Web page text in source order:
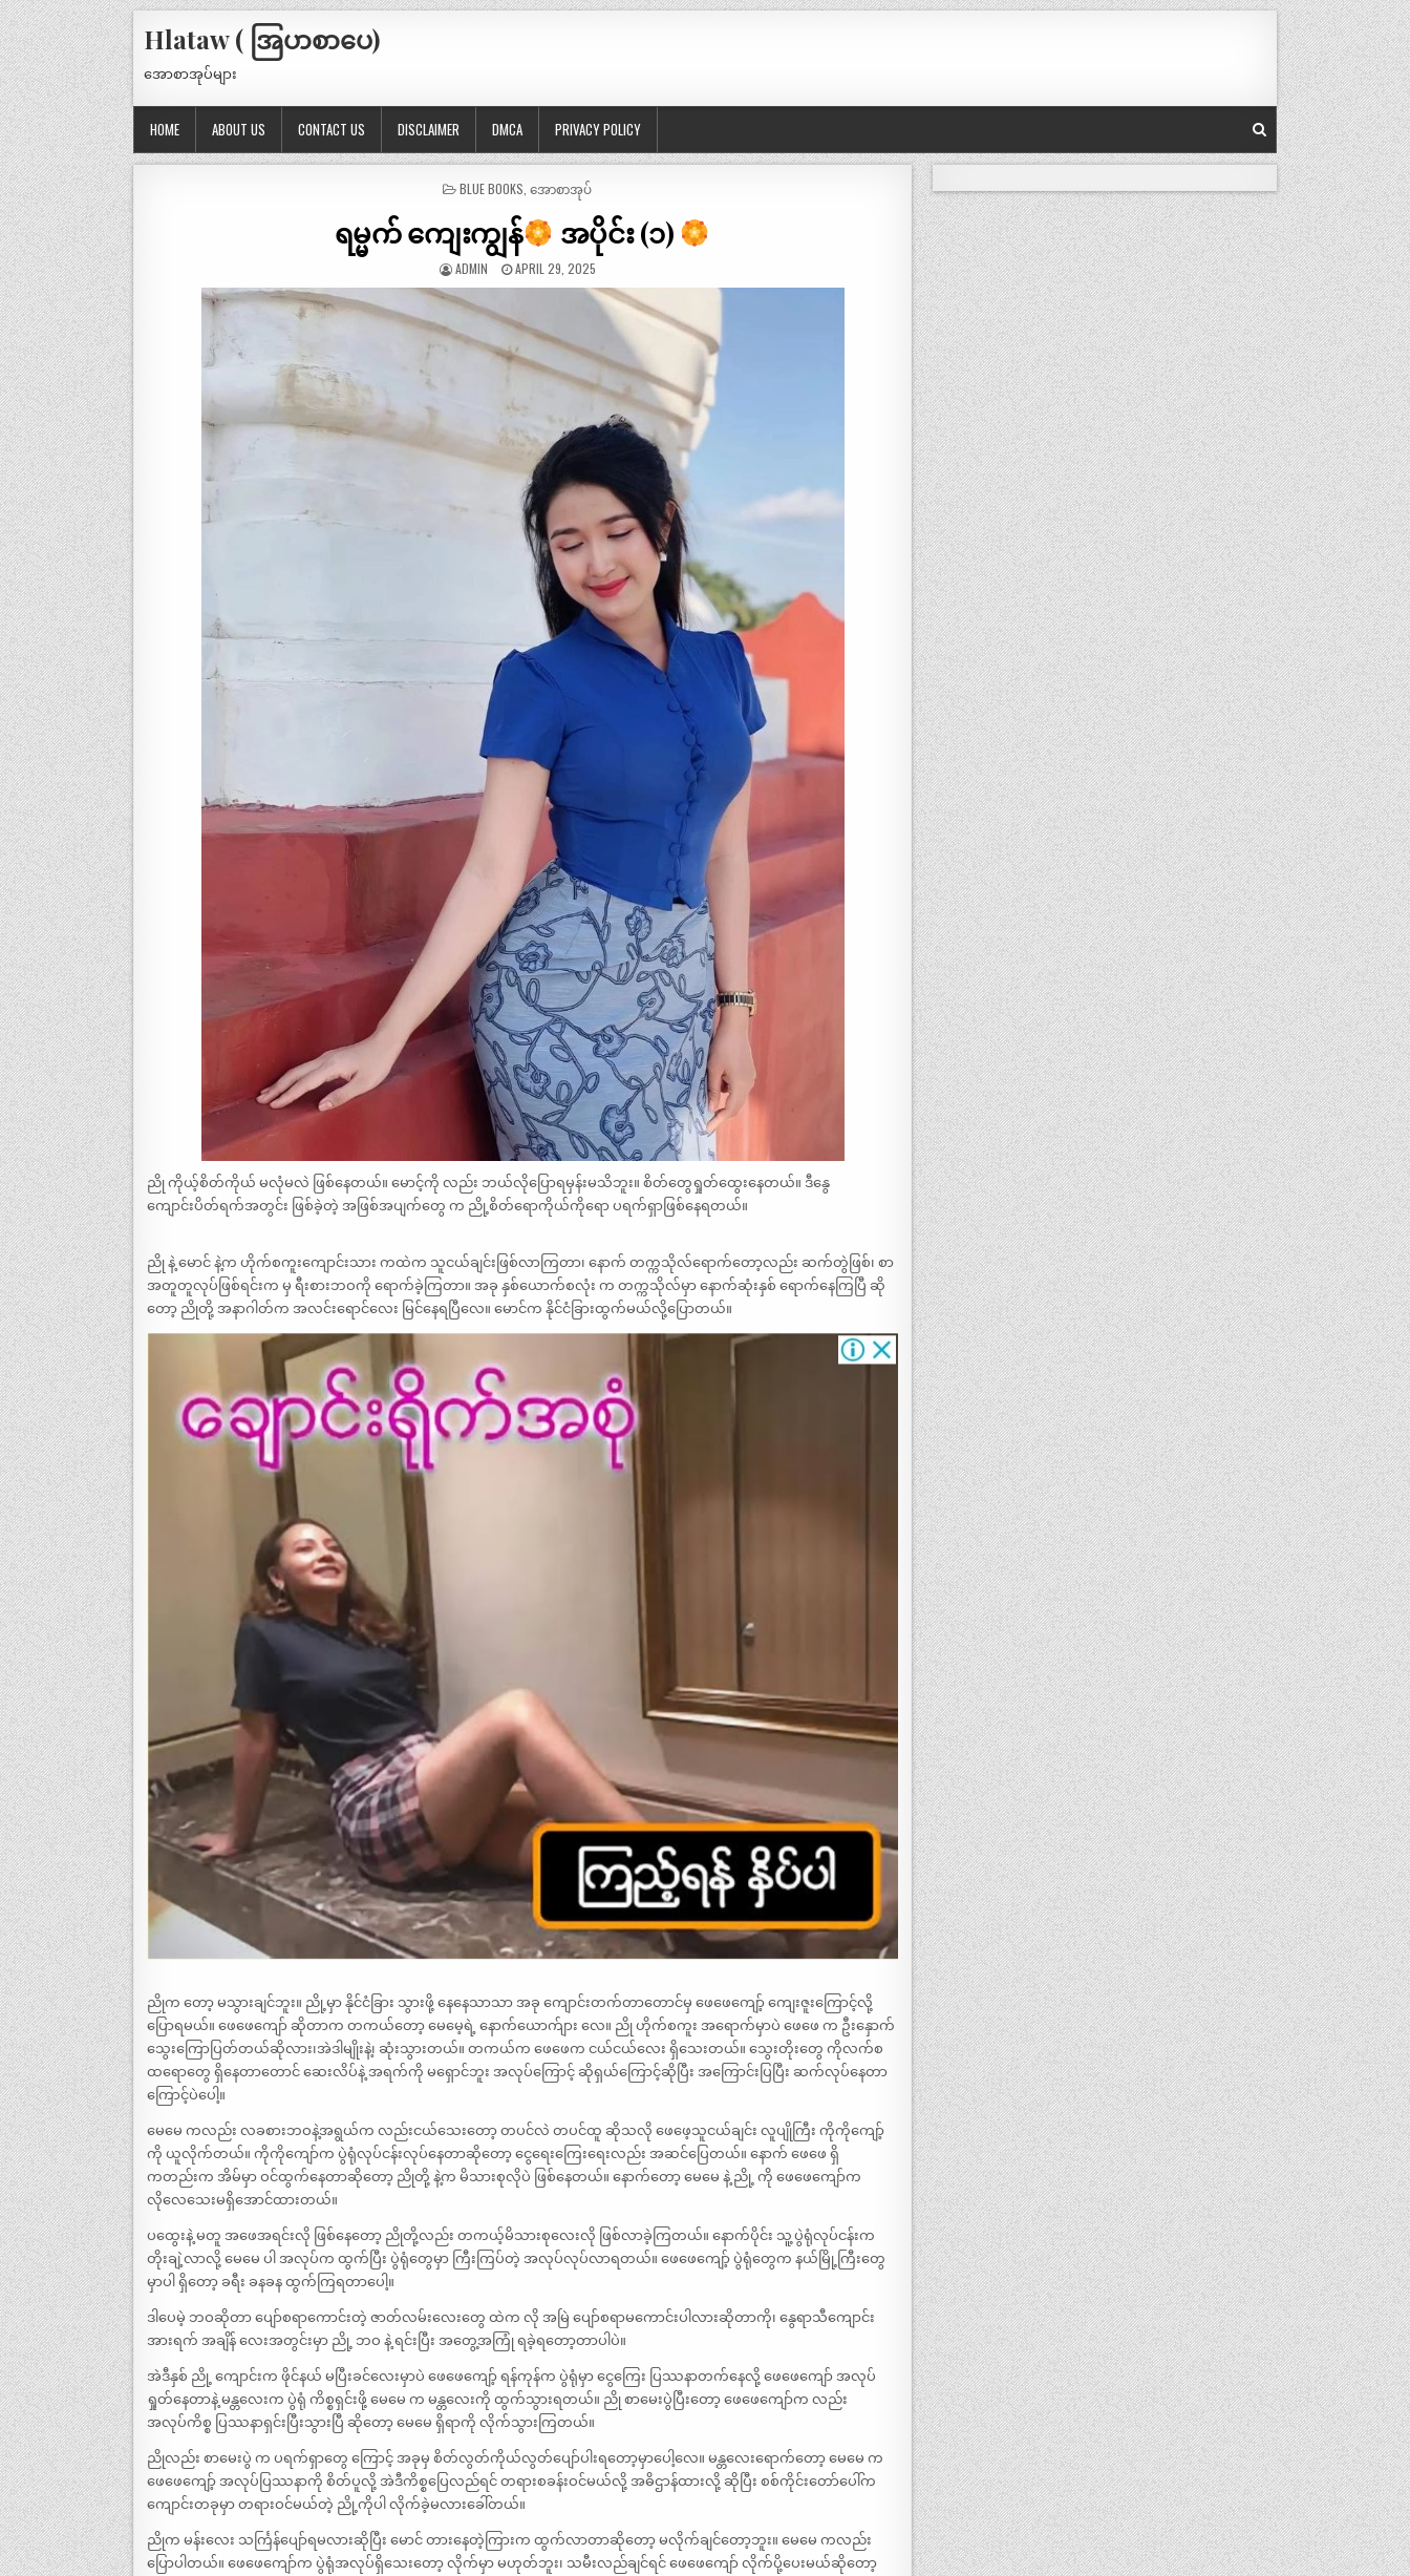
Hlataw ( အြပာစာပေ)
အောစာအုပ်များ
HOME ABOUT US CONTACT US DISCLAIMER DMCA PRIVACY POLICY
POSTED
BLUE BOOKS ,အောစာအုပ်
ရမ္မက် ကျေးကျွန် အပိုင်း (၁)
ADMIN APRIL 29, 2025
ညို ကိုယ့်စိတ်ကိုယ် မလုံမလဲ ဖြစ်နေတယ်။ မောင့်ကို လည်း ဘယ်လိုပြောရမှန်းမသိဘူး။ စိတ်တွေရှုတ်ထွေးနေတယ်။ ဒီနွေ
ကျောင်းပိတ်ရက်အတွင်း ဖြစ်ခဲ့တဲ့ အဖြစ်အပျက်တွေ က ညို့စိတ်ရောကိုယ်ကိုရော ပရက်ရှာဖြစ်နေရတယ်။
ညို နဲ့ မောင် နဲ့က ဟိုက်စကူးကျောင်းသား ကထဲက သူငယ်ချင်းဖြစ်လာကြတာ၊ နောက် တက္ကသိုလ်ရောက်တော့လည်း ဆက်တွဲဖြစ်၊ စာ
အတူတူလုပ်ဖြစ်ရင်းက မှ ရီးစားဘဝကို ရောက်ခဲ့ကြတာ။ အခု နှစ်ယောက်စလုံး က တက္ကသိုလ်မှာ နောက်ဆုံးနှစ် ရောက်နေကြပြီ ဆို
တော့ ညိုတို့ အနာဂါတ်က အလင်းရောင်လေး မြင်နေရပြီလေ။ မောင်က နိုင်ငံခြားထွက်မယ်လို့ပြောတယ်။
ညိုက တော့ မသွားချင်ဘူး။ ညို့မှာ နိုင်ငံခြား သွားဖို့ နေနေသာသာ အခု ကျောင်းတက်တာတောင်မှ ဖေဖေကျော့် ကျေးဇူးကြောင့်လို့
ပြောရမယ်။ ဖေဖေကျော် ဆိုတာက တကယ်တော့ မေမေ့ရဲ့ နောက်ယောက်ျား လေ။ ညို ဟိုက်စကူး အရောက်မှာပဲ ဖေဖေ က ဦးနှောက်
သွေးကြောပြတ်တယ်ဆိုလား၊အဲဒါမျိုးနဲ့၊ ဆုံးသွားတယ်။ တကယ်က ဖေဖေက ငယ်ငယ်လေး ရှိသေးတယ်။ သွေးတိုးတွေ ကိုလက်စ
ထရောတွေ ရှိနေတာတောင် ဆေးလိပ်နဲ့ အရက်ကို မရှောင်ဘူး အလုပ်ကြောင့် ဆိုရှယ်ကြောင့်ဆိုပြီး အကြောင်းပြပြီး ဆက်လုပ်နေတာ
ကြောင့်ပဲပေါ့။
မေမေ ကလည်း လခစားဘဝနဲ့အရွယ်က လည်းငယ်သေးတော့ တပင်လဲ တပင်ထူ ဆိုသလို ဖေဖေ့သူငယ်ချင်း လူပျိုကြီး ကိုကိုကျော့်
ကို ယူလိုက်တယ်။ ကိုကိုကျော်က ပွဲရုံလုပ်ငန်းလုပ်နေတာဆိုတော့ ငွေရေးကြေးရေးလည်း အဆင်ပြေတယ်။ နောက် ဖေဖေ ရှိ
ကတည်းက အိမ်မှာ ဝင်ထွက်နေတာဆိုတော့ ညိုတို့ နဲ့က မိသားစုလိုပဲ ဖြစ်နေတယ်။ နောက်တော့ မေမေ နဲ့ ညို့ ကို ဖေဖေကျော်က
လိုလေသေးမရှိအောင်ထားတယ်။
ပထွေးနဲ့ မတူ အဖေအရင်းလို ဖြစ်နေတော့ ညိုတို့လည်း တကယ့်မိသားစုလေးလို ဖြစ်လာခဲ့ကြတယ်။ နောက်ပိုင်း သူ့ပွဲရုံလုပ်ငန်းက
တိုးချဲ့လာလို့ မေမေ ပါ အလုပ်က ထွက်ပြီး ပွဲရုံတွေမှာ ကြီးကြပ်တဲ့ အလုပ်လုပ်လာရတယ်။ ဖေဖေကျော့် ပွဲရုံတွေက နယ်မြို့ကြီးတွေ
မှာပါ ရှိတော့ ခရီး ခနခန ထွက်ကြရတာပေါ့။
ဒါပေမဲ့ ဘဝဆိုတာ ပျော်စရာကောင်းတဲ့ ဇာတ်လမ်းလေးတွေ ထဲက လို အမြဲ ပျော်စရာမကောင်းပါလားဆိုတာကို၊ နွေရာသီကျောင်း
အားရက် အချိန် လေးအတွင်းမှာ ညို့ ဘဝ နဲ့ ရင်းပြီး အတွေ့အကြုံ ရခဲ့ရတော့တာပါပဲ။
အဲဒီနှစ် ညို့ ကျောင်းက ဖိုင်နယ် မပြီးခင်လေးမှာပဲ ဖေဖေကျော့် ရန်ကုန်က ပွဲရုံမှာ ငွေကြေး ပြဿနာတက်နေလို့ ဖေဖေကျော် အလုပ်
ရှုတ်နေတာနဲ့ မန္တလေးက ပွဲရုံ ကိစ္စရှင်းဖို့ မေမေ က မန္တလေးကို ထွက်သွားရတယ်။ ညို စာမေးပွဲပြီးတော့ ဖေဖေကျော်က လည်း
အလုပ်ကိစ္စ ပြဿနာရှင်းပြီးသွားပြီ ဆိုတော့ မေမေ ရှိရာကို လိုက်သွားကြတယ်။
ညိုလည်း စာမေးပွဲ က ပရက်ရှာတွေ ကြောင့် အခုမှ စိတ်လွတ်ကိုယ်လွတ်ပျော်ပါးရတော့မှာပေါ့လေ။ မန္တလေးရောက်တော့ မေမေ က
ဖေဖေကျော့် အလုပ်ပြဿနာကို စိတ်ပူလို့ အဲဒီကိစ္စပြေလည်ရင် တရားစခန်းဝင်မယ်လို့ အဓိဌာန်ထားလို့ ဆိုပြီး စစ်ကိုင်းတော်ပေါ်က
ကျောင်းတခုမှာ တရားဝင်မယ်တဲ့ ညို့ကိုပါ လိုက်ခဲ့မလားခေါ်တယ်။
ညိုက မန်းလေး သင်္ကြန်ပျော်ရမလားဆိုပြီး မောင် တားနေတဲ့ကြားက ထွက်လာတာဆိုတော့ မလိုက်ချင်တော့ဘူး။ မေမေ ကလည်း
ပြောပါတယ်။ ဖေဖေကျော်က ပွဲရုံအလုပ်ရှိသေးတော့ လိုက်မှာ မဟုတ်ဘူး၊ သမီးလည်ချင်ရင် ဖေဖေကျော် လိုက်ပို့ပေးမယ်ဆိုတော့